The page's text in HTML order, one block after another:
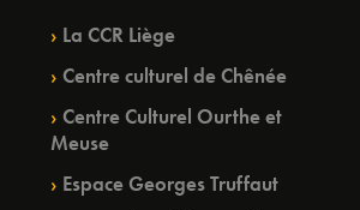
La CCR Liège
Centre culturel de Chênée
Centre Culturel Ourthe et
Meuse
Espace Georges Truffaut